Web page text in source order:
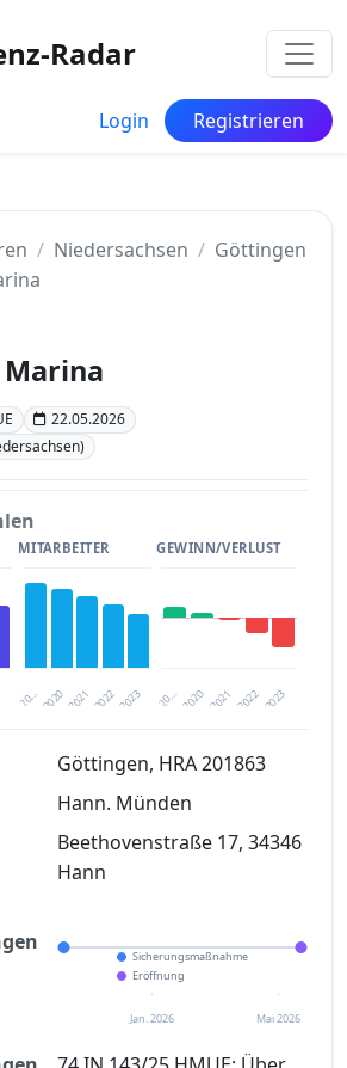
Radar
Login Registrieren
Niedersachsen
Göttingen
22.05.2026
MITARBEITER
20… 2021 2023
2020 2022
GEWINN/VERLUST
20… 2021 2023
2020 2022
nach kostenloser
verfügbar
kostenlos registrieren
Göttingen, HRA 201863
Hann. Münden
Beethovenstraße 17, 34346
Hann
Sicherungsmaßnahme
Eröffnung
Jan. 2026 Mai 2026